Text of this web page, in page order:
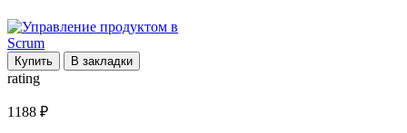
Купить В закладки
rating
1188 ₽